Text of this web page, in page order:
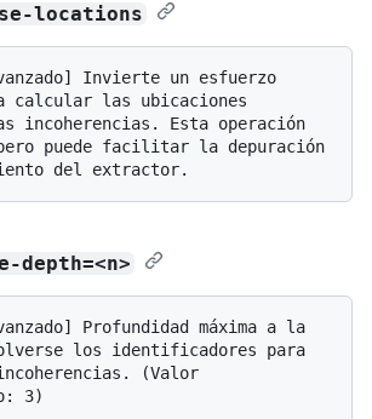
locations
calcular las ubicaciones
incoherencias. Esta operación
puede facilitar la depuración
depth=<n>
los identificadores para
(Valor